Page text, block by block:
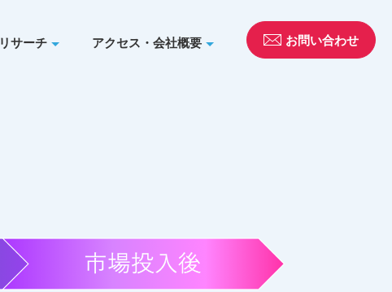
リサーチ アクセス・会社概要 お問い合わせ